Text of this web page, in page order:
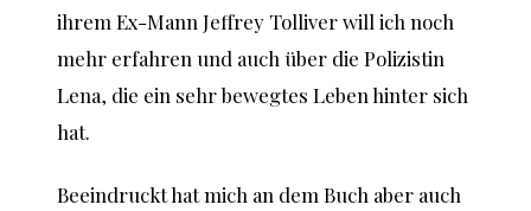
ihrem Ex-Mann Jeffrey Tolliver will ich noch
mehr erfahren und auch über die Polizistin
Lena, die ein sehr bewegtes Leben hinter sich
hat.
Beeindruckt hat mich an dem Buch aber auch